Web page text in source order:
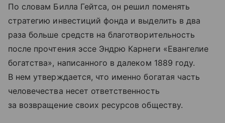
По словам Билла Гейтса, он решил поменять
стратегию инвестиций фонда и выделить в два
раза больше средств на благотворительность
после прочтения эссе Эндрю Карнеги «Евангелие
богатства», написанного в далеком 1889 году.
В нем утверждается, что именно богатая часть
человечества несет ответственность
за возвращение своих ресурсов обществу.